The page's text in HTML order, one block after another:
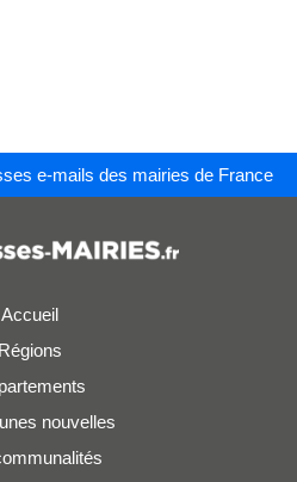
e-mails des mairies de France
Accueil
Régions
nouvelles